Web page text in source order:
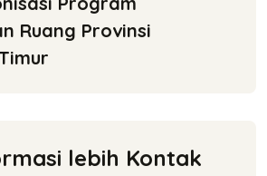
Ruang Provinsi
lebih Kontak